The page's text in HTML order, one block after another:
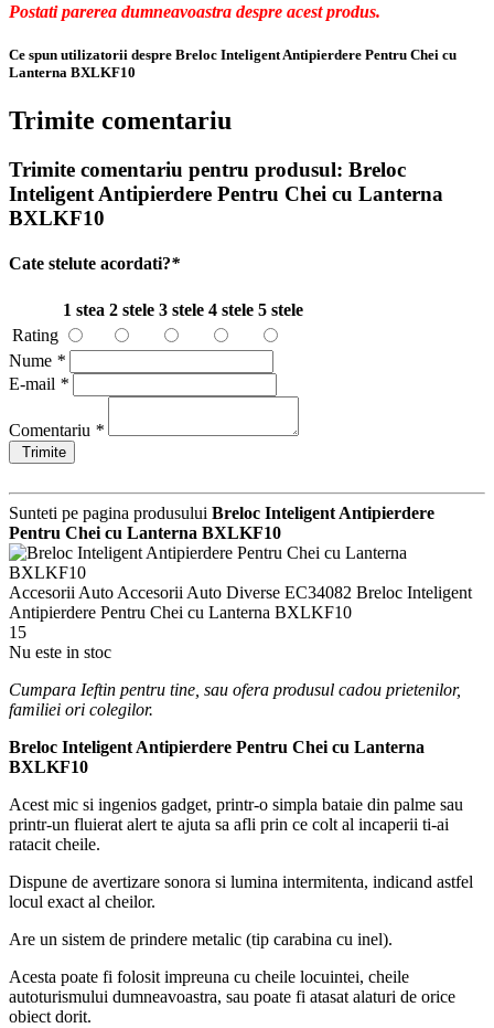
Postati parerea dumneavoastra despre acest produs.
Ce spun utilizatorii despre Breloc Inteligent Antipierdere Pentru Chei cu
Lanterna BXLKF10
Trimite comentariu
Trimite comentariu pentru produsul: Breloc
Inteligent Antipierdere Pentru Chei cu Lanterna
BXLKF10
Cate stelute acordati?*
1 stea 2 stele 3 stele 4 stele 5 stele
Rating
Nume *
E-mail *
Comentariu *
Trimite
Sunteti pe pagina produsului Breloc Inteligent Antipierdere
Pentru Chei cu Lanterna BXLKF10
Accesorii Auto Accesorii Auto Diverse EC34082 Breloc Inteligent
Antipierdere Pentru Chei cu Lanterna BXLKF10
15
Nu este in stoc
Cumpara Ieftin pentru tine, sau ofera produsul cadou prietenilor,
familiei ori colegilor.
Breloc Inteligent Antipierdere Pentru Chei cu Lanterna
BXLKF10
Acest mic si ingenios gadget, printr-o simpla bataie din palme sau
printr-un fluierat alert te ajuta sa afli prin ce colt al incaperii ti-ai
ratacit cheile.
Dispune de avertizare sonora si lumina intermitenta, indicand astfel
locul exact al cheilor.
Are un sistem de prindere metalic (tip carabina cu inel).
Acesta poate fi folosit impreuna cu cheile locuintei, cheile
autoturismului dumneavoastra, sau poate fi atasat alaturi de orice
obiect dorit.